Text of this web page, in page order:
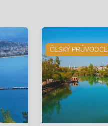
ČESKÝ PRŮVODCE